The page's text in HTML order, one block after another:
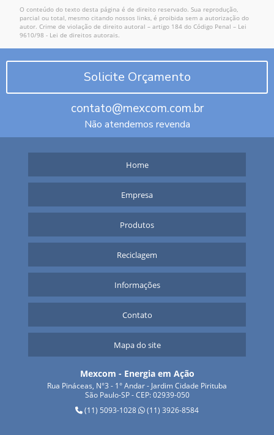
O conteúdo do texto desta página é de direito reservado. Sua reprodução,
parcial ou total, mesmo citando nossos links, é proibida sem a autorização do
autor. Crime de violação de direito autoral – artigo 184 do Código Penal – Lei
9610/98 - Lei de direitos autorais
Solicite Orçamento
contato@mexcom.com.br
Não atendemos revenda
Home
Empresa
Produtos
Reciclagem
Informações
Contato
Mapa do site
Mexcom - Energia em Ação
Rua Pináceas, N°3 - 1° Andar - Jardim Cidade Pirituba
São Paulo-SP - CEP: 02939-050
(11) 5093-1028
(11) 3926-8584